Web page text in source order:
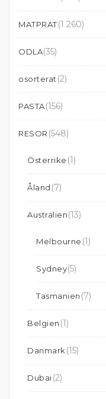
MATPRAT(1 260)
ODLA(35)
osorterat (2)
PASTA(156)
RESOR (548)
Österrike (1)
Åland (7)
Australien(13)
Melbourne (1)
Sydney(5)
Tasmanien (7)
Belgien (1)
Danmark (15)
Dubai(2)